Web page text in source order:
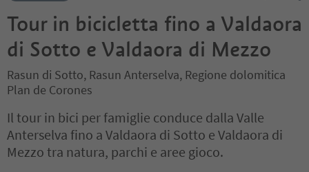
Tour in bicicletta fino a Valdaora
di Sotto e Valdaora di Mezzo
Rasun di Sotto, Rasun Anterselva, Regione dolomitica
Plan de Corones
Il tour in bici per famiglie conduce dalla Valle
Anterselva fino a Valdaora di Sotto e Valdaora di
Mezzo tra natura, parchi e aree gioco.